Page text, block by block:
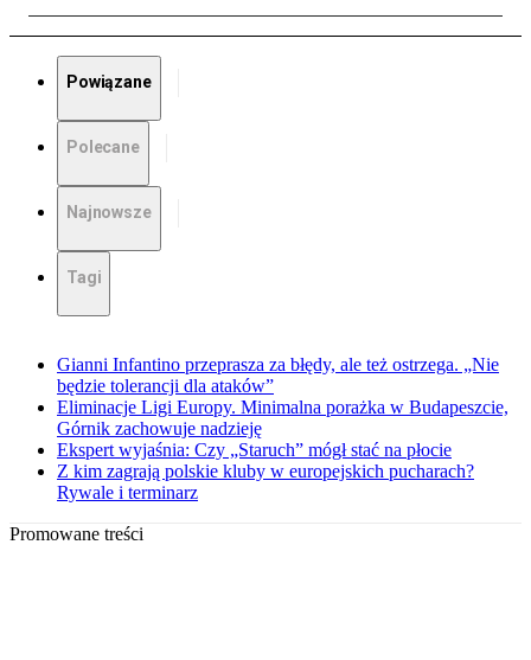
Powiązane
Polecane
Najnowsze
Tagi
Gianni Infantino przeprasza za błędy, ale też ostrzega. „Nie
będzie tolerancji dla ataków”
Eliminacje Ligi Europy. Minimalna porażka w Budapeszcie,
Górnik zachowuje nadzieję
Ekspert wyjaśnia: Czy „Staruch” mógł stać na płocie
Z kim zagrają polskie kluby w europejskich pucharach?
Rywale i terminarz
Promowane treści